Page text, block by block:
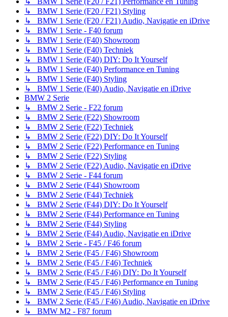
↳ BMW 1 Serie (F20 / F21) Styling
↳ BMW 1 Serie (F20 / F21) Audio, Navigatie en iDrive
↳ BMW 1 Serie - F40 forum
↳ BMW 1 Serie (F40) Showroom
↳ BMW 1 Serie (F40) Techniek
↳ BMW 1 Serie (F40) DIY: Do It Yourself
↳ BMW 1 Serie (F40) Performance en Tuning
↳ BMW 1 Serie (F40) Styling
↳ BMW 1 Serie (F40) Audio, Navigatie en iDrive
BMW 2 Serie
↳ BMW 2 Serie - F22 forum
↳ BMW 2 Serie (F22) Showroom
↳ BMW 2 Serie (F22) Techniek
↳ BMW 2 Serie (F22) DIY: Do It Yourself
↳ BMW 2 Serie (F22) Performance en Tuning
↳ BMW 2 Serie (F22) Styling
↳ BMW 2 Serie (F22) Audio, Navigatie en iDrive
↳ BMW 2 Serie - F44 forum
↳ BMW 2 Serie (F44) Showroom
↳ BMW 2 Serie (F44) Techniek
↳ BMW 2 Serie (F44) DIY: Do It Yourself
↳ BMW 2 Serie (F44) Performance en Tuning
↳ BMW 2 Serie (F44) Styling
↳ BMW 2 Serie (F44) Audio, Navigatie en iDrive
↳ BMW 2 Serie - F45 / F46 forum
↳ BMW 2 Serie (F45 / F46) Showroom
↳ BMW 2 Serie (F45 / F46) Techniek
↳ BMW 2 Serie (F45 / F46) DIY: Do It Yourself
↳ BMW 2 Serie (F45 / F46) Performance en Tuning
↳ BMW 2 Serie (F45 / F46) Styling
↳ BMW 2 Serie (F45 / F46) Audio, Navigatie en iDrive
↳ BMW M2 - F87 forum